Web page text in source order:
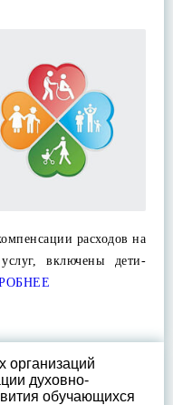
расходов на
включены дети-
организаций
духовно-
обучающихся